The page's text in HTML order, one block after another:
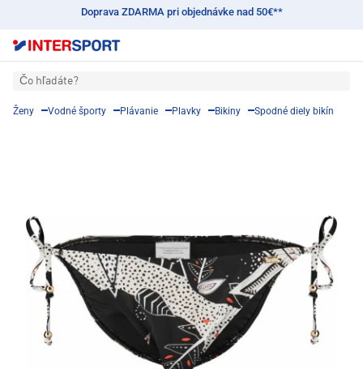
Doprava ZDARMA pri objednávke nad 50€**
Čo hľadáte?
Ženy Vodné športy Plávanie Plavky Bikiny Spodné diely bikín